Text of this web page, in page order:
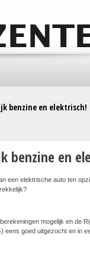
benzine en elektrisch!
benzine en
een elektrische auto ten
mogelijk en de
eens goed uitgezocht en in